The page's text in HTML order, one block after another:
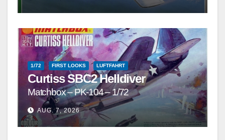
1/72 FIRST LOOKS LUFTFAHRT
Curtiss SBC2 Helldiver
Matchbox – PK-104 – 1/72
AUG. 7, 2026